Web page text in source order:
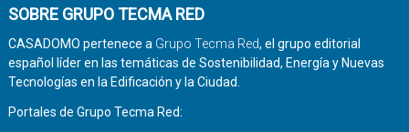
SOBRE GRUPO TECMA RED
CASADOMO pertenece a Grupo Tecma Red, el grupo editorial
español líder en las temáticas de Sostenibilidad, Energía y Nuevas
Tecnologías en la Edificación y la Ciudad.
Portales de Grupo Tecma Red: